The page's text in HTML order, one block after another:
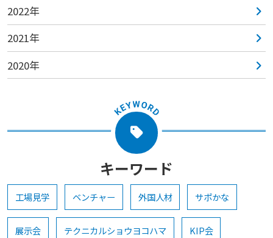
2022年
2021年
2020年
キーワード
工場見学 ベンチャー 外国人材 サポかな
展示会 テクニカルショウヨコハマ KIP会